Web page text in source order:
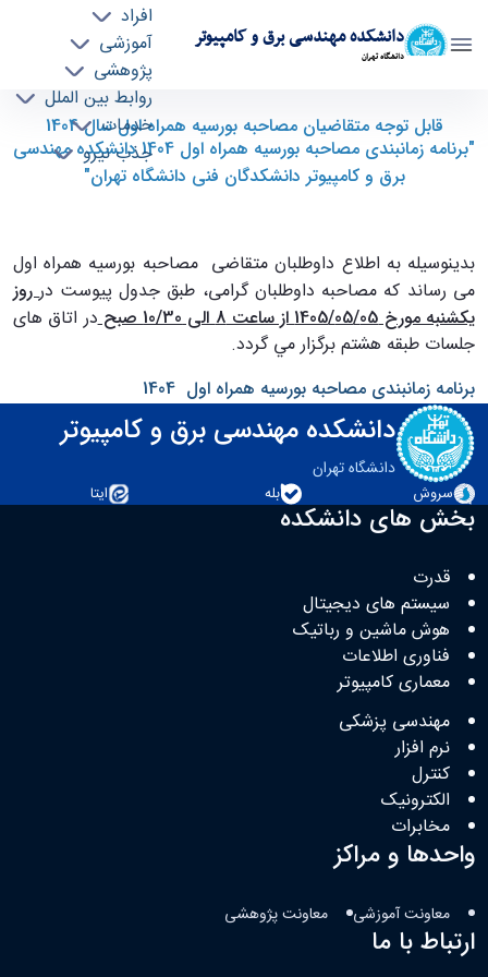
دانشکده مهندسی برق و کامپیوتر
دانشگاه تهران
افراد
آموزشی
پژوهشی
روابط بین الملل
خدمات
جذب نیرو
قابل توجه متقاضیان مصاحبه بورسيه همراه اول
سال 1404 "برنامه زمانبندی مصاحبه بورسيه همراه
اول 1404 دانشکده مهندسی برق و کامپیوتر
قابل توجه متقاضیان مصاحبه بورسيه همراه اول سال 1404
"برنامه زمانبندی مصاحبه بورسيه همراه اول 1404 دانشکده مهندسی
برق و کامپیوتر دانشکدگان فنی دانشگاه تهران"
بدينوسيله به اطلاع داوطلبان متقاضی مصاحبه بورسيه همراه اول
می رساند که مصاحبه داوطلبان گرامی، طبق جدول پیوست درروز
يكشنبه مورخ 05/‏05/‏1405 از ساعت 8 الی 10/30 صبح
در اتاق های
جلسات طبقه هشتم برگزار مي گردد.
برنامه زمانبندی مصاحبه بورسيه همراه اول 1404
دانشکده مهندسی برق و کامپیوتر
دانشگاه تهران
سروش
بله ایتا
بخش های دانشکده
قدرت
سیستم های دیجیتال
هوش ماشین و رباتیک
فناوری اطلاعات
معماری کامپیوتر
مهندسی پزشکی
نرم افزار
کنترل
الکترونیک
مخابرات
واحدها و مراکز
معاونت آموزشی معاونت پژوهشی
ارتباط با ما